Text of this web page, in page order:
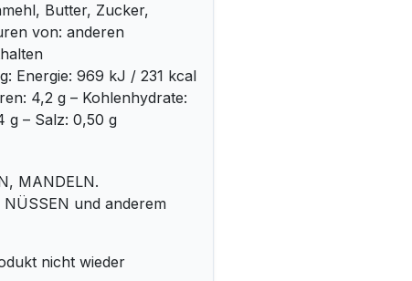
Butter, Zucker,
von: anderen
Energie: 969 kJ / 231 kcal
4,2 g – Kohlenhydrate:
g – Salz: 0,50 g
MANDELN.
und anderem
nicht wieder